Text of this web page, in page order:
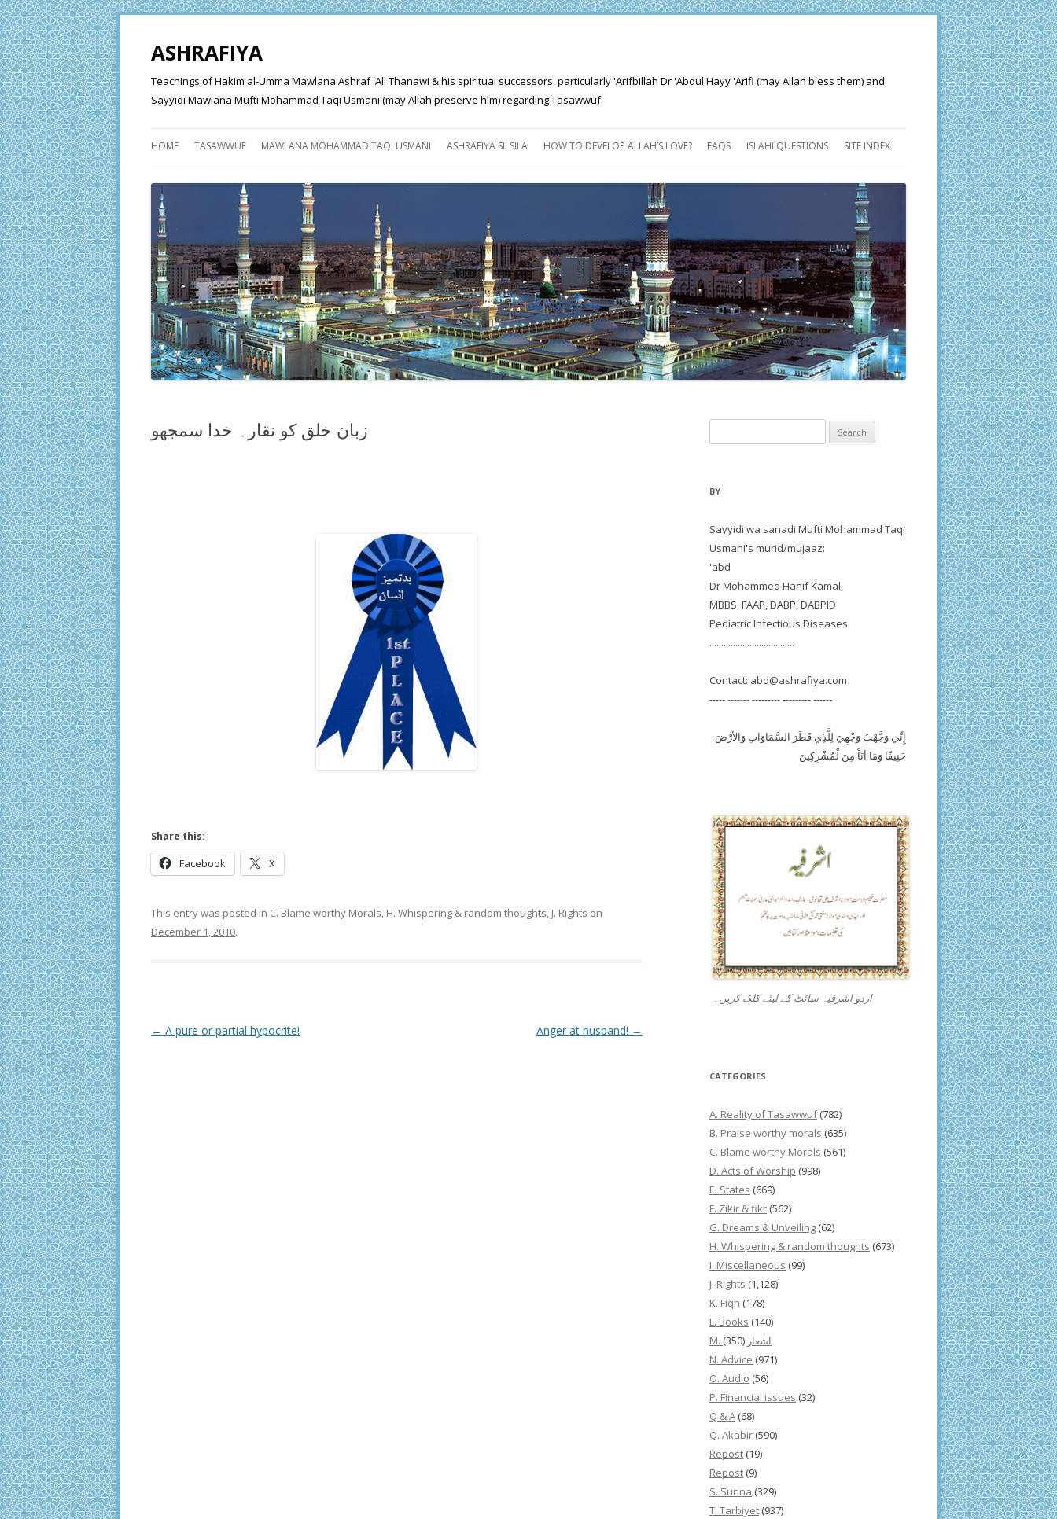
ASHRAFIYA
Teachings of Hakim al-Umma Mawlana Ashraf 'Ali Thanawi & his spiritual successors, particularly 'Arifbillah Dr 'Abdul Hayy 'Arifi (may Allah bless them) and
Sayyidi Mawlana Mufti Mohammad Taqi Usmani (may Allah preserve him) regarding Tasawwuf
HOME TASAWWUF MAWLANA MOHAMMAD TAQI USMANI ASHRAFIYA SILSILA
FOR THE SEEKER
PROGRESS EXPLAINED
HOW TO DEVELOP ALLAH’S LOVE? FAQS ISLAHI QUESTIONS SITE INDEX
زبان خلق کو نقارہ خدا سمجھو
Share this:
Facebook X
This entry was posted in C. Blame worthy Morals, H. Whispering & random thoughts, J. Rights on
December 1, 2010.
Post
← A pure or partial hypocrite! Anger at husband! →
for:
BY
Sayyidi wa sanadi Mufti Mohammad Taqi
Usmani's murid/mujaaz:
'abd
Dr Mohammed Hanif Kamal,
MBBS, FAAP, DABP, DABPID
Pediatric Infectious Diseases
....................................
Contact: abd@ashrafiya.com
----- ------- --------- --------- ------
إِنِّي وَجَّهْتُ وَجْهِيَ لِلَّذِي فَطَرَ السَّمَاوَاتِ وَالأَرْضَ
حَنِيفًا وَمَا أَنَاْ مِنَ لْمُشْرِكِينَ
اردو اشرفیہ سائٹ کے لیئے کلک کریں۔
CATEGORIES
A. Reality of Tasawwuf(782)
B. Praise worthy morals (635)
C. Blame worthy Morals (561)
D. Acts of Worship (998)
E. States (669)
F. Zikir & fikr (562)
G. Dreams & Unveiling (62)
H. Whispering & random thoughts (673)
I. Miscellaneous (99)
J. Rights (1,128)
K. Fiqh (178)
L. Books (140)
M. اشعار (350)
N. Advice (971)
O. Audio (56)
P. Financial issues (32)
Q & A (68)
Q. Akabir (590)
Repost (19)
Repost (9)
S. Sunna (329)
T. Tarbiyet (937)